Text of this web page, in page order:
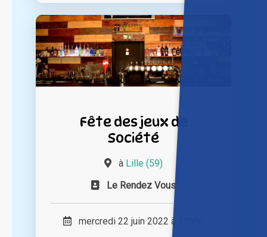
Fête des jeux de
Société
à Lille (59)
Le Rendez Vous
mercredi 22 juin 2022 à 15h00